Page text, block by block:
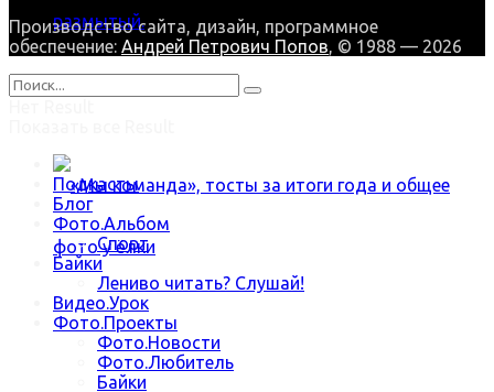
В зимнюю стужу наша Роза цветёт
«Мы команда», тосты за итоги года и общее
Производство сайта, дизайн, программное
обеспечение: Андрей Петрович Попов, © 1988 — 2026
Подкасты
Блог
Фото.Альбом
Спорт
Байки
Лениво читать? Слушай!
Видео.Урок
Фото.Проекты
Фото.Новости
Фото.Любитель
Байки